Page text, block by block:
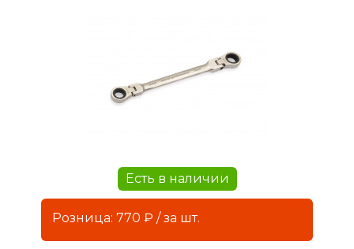
Есть в наличии
Розница: 770 ₽ / за шт.